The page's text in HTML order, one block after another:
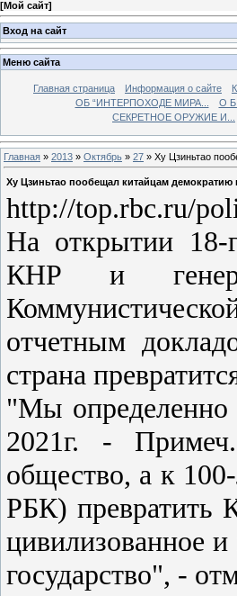
[Мой сайт]
Вход на сайт
Меню сайта
Главная страница Информация о сайте
ОБ “ИНТЕРПОХОДЕ МИРА...
О Б
СЕКРЕТНОЕ ОРУЖИЕ И...
Главная » 2013 » Октябрь » 27 » Ху Цзиньтао
Ху Цзиньтао пообещал китайцам демократию
http://top.rbc.ru/
На открытии 18-
КНР и
отчетным
страна
"Мы
2021г. -
общество, а к
РБК) превратить
цивилизованное
государство", -